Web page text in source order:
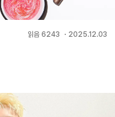
읽음 6243 ・ 2025.12.03